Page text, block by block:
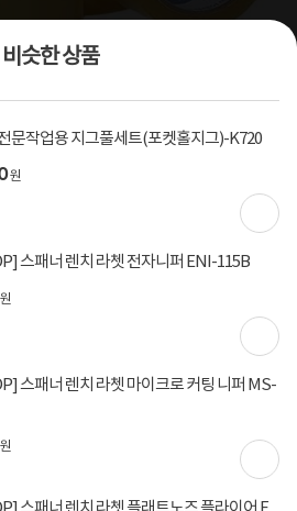
비슷한 상품
문작업용 지그풀세트(포켓홀지그)-K720
원
스패너 렌치 라쳇 전자니퍼 ENI-115B
원
스패너 렌치 라쳇 마이크로 커팅 니퍼 MS-
원
스테이프 포장테이프 중포장용
원 이상 결제 시)